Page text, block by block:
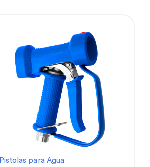
Pistolas para Agua